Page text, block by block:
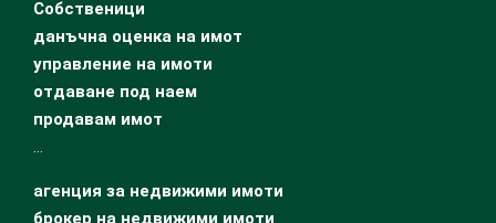
Собственици
данъчна оценка на имот
управление на имоти
отдаване под наем
продавам имот
…
агенция за недвижими имоти
брокер на недвижими имоти